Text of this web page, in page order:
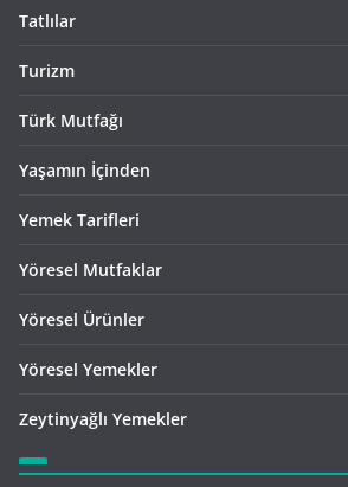
Tatlılar
Turizm
Türk Mutfağı
Yaşamın İçinden
Yemek Tarifleri
Yöresel Mutfaklar
Yöresel Ürünler
Yöresel Yemekler
Zeytinyağlı Yemekler